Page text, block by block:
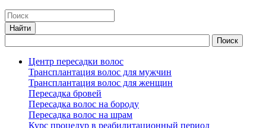
Центр пересадки волос
Трансплантация волос для мужчин
Трансплантация волос для женщин
Пересадка бровей
Пересадка волос на бороду
Пересадка волос на шрам
Курс процедур в реабилитационный период